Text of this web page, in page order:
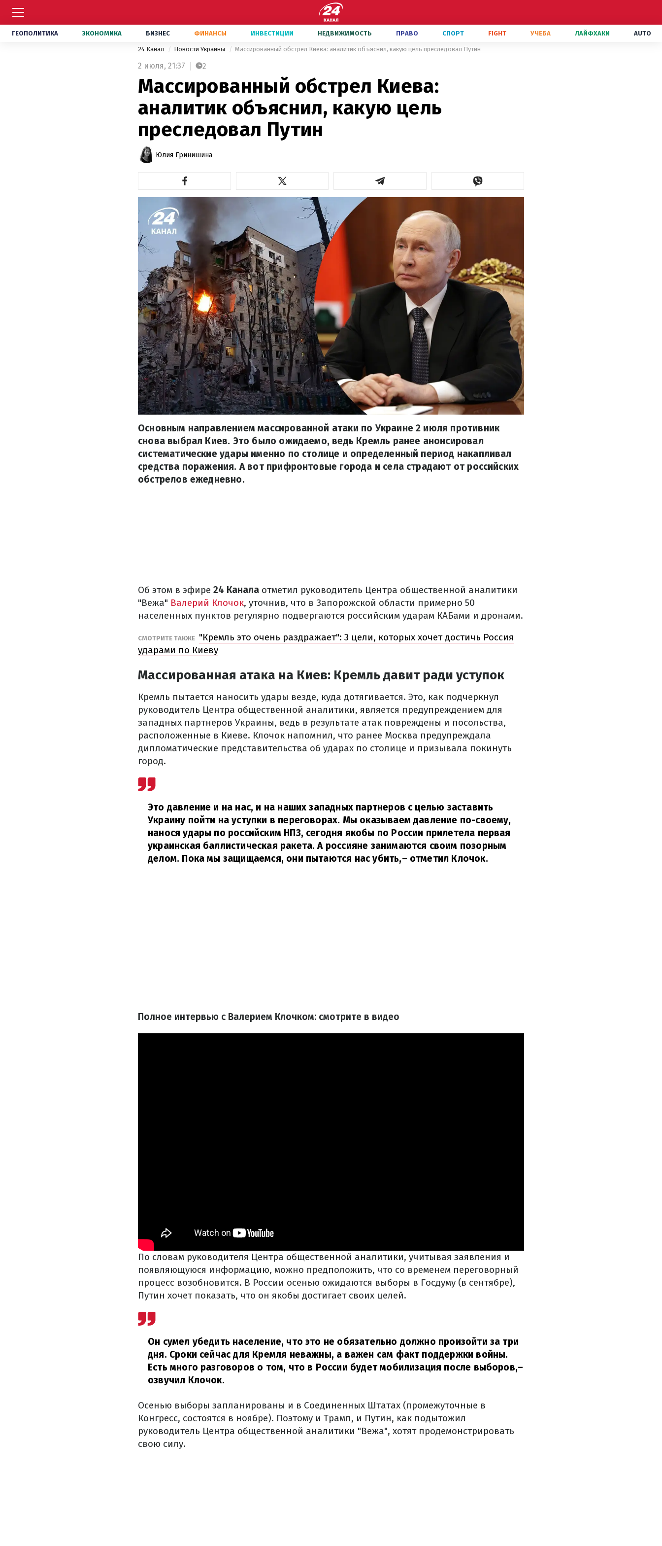
ГЕОПОЛИТИКА ЭКОНОМИКА БИЗНЕС ФИНАНСЫ ИНВЕСТИЦИИ НЕДВИЖИМОСТЬ ПРАВО СПОРТ FIGHT УЧЕБА ЛАЙФХАКИ AUTO
24 Канал Новости Украины Массированный обстрел Киева: аналитик объяснил, какую цель преследовал Путин
2 июля, 21:37 2
Массированный обстрел Киева:
аналитик объяснил, какую цель
преследовал Путин
Юлия Гринишина
Основным направлением массированной атаки по Украине 2 июля противник
снова выбрал Киев. Это было ожидаемо, ведь Кремль ранее анонсировал
систематические удары именно по столице и определенный период накапливал
средства поражения. А вот прифронтовые города и села страдают от российских
обстрелов ежедневно.
Об этом в эфире 24 Канала отметил руководитель Центра общественной аналитики
"Вежа" Валерий Клочок, уточнив, что в Запорожской области примерно 50
населенных пунктов регулярно подвергаются российским ударам КАБами и дронами.
СМОТРИТЕ ТАКЖЕ "Кремль это очень раздражает": 3 цели, которых хочет достичь Россия
ударами по Киеву
Массированная атака на Киев: Кремль давит ради уступок
Кремль пытается наносить удары везде, куда дотягивается. Это, как подчеркнул
руководитель Центра общественной аналитики, является предупреждением для
западных партнеров Украины, ведь в результате атак повреждены и посольства,
расположенные в Киеве. Клочок напомнил, что ранее Москва предупреждала
дипломатические представительства об ударах по столице и призывала покинуть
город.
Это давление и на нас, и на наших западных партнеров с целью заставить
Украину пойти на уступки в переговорах. Мы оказываем давление по-своему,
нанося удары по российским НПЗ, сегодня якобы по России прилетела первая
украинская баллистическая ракета. А россияне занимаются своим позорным
делом. Пока мы защищаемся, они пытаются нас убить,– отметил Клочок.
Полное интервью с Валерием Клочком: смотрите в видео
По словам руководителя Центра общественной аналитики, учитывая заявления и
появляющуюся информацию, можно предположить, что со временем переговорный
процесс возобновится. В России осенью ожидаются выборы в Госдуму (в сентябре),
Путин хочет показать, что он якобы достигает своих целей.
Он сумел убедить население, что это не обязательно должно произойти за три
дня. Сроки сейчас для Кремля неважны, а важен сам факт поддержки войны.
Есть много разговоров о том, что в России будет мобилизация после выборов,–
озвучил Клочок.
Осенью выборы запланированы и в Соединенных Штатах (промежуточные в
Конгресс, состоятся в ноябре). Поэтому и Трамп, и Путин, как подытожил
руководитель Центра общественной аналитики "Вежа", хотят продемонстрировать
свою силу.